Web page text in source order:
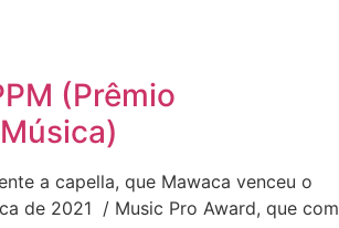
(Prêmio
a capella, que Mawaca venceu o
de 2021 / Music Pro Award, que com